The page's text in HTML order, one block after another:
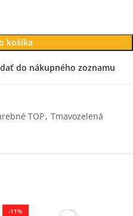
košíka
do nákupného zoznamu
TOP, Tmavozelená
-11%